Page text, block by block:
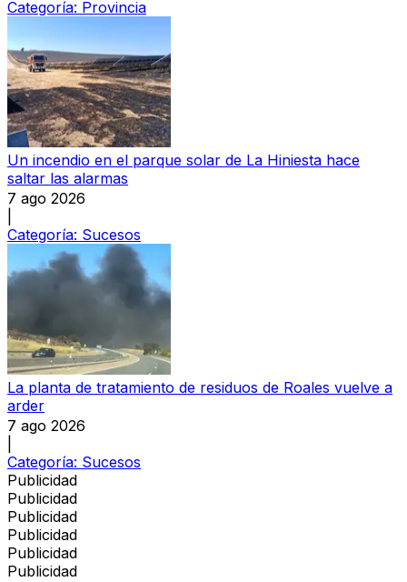
Categoría: Provincia
Un incendio en el parque solar de La Hiniesta hace
saltar las alarmas
7 ago 2026
Categoría: Sucesos
La planta de tratamiento de residuos de Roales vuelve a
arder
7 ago 2026
Categoría: Sucesos
Publicidad
Publicidad
Publicidad
Publicidad
Publicidad
Publicidad